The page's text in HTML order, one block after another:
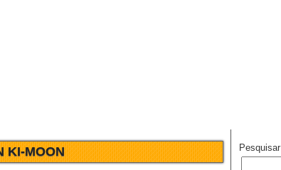
KI-MOON
Pesquisar